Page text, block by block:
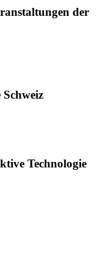
der
Technologie